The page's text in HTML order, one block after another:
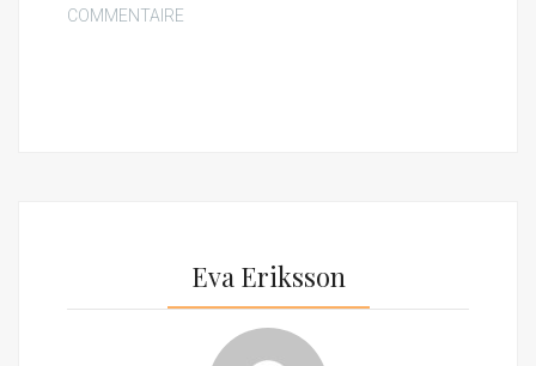
COMMENTAIRE
Eva Eriksson